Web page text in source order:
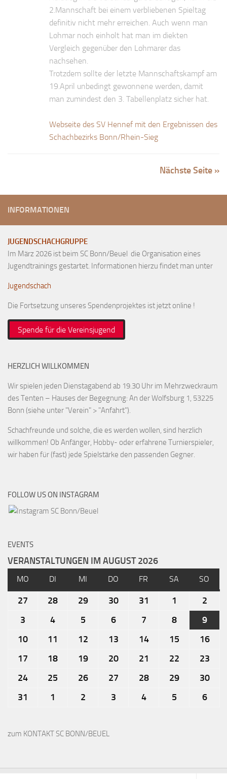
2.Mannschaft bei einem verbliebenen Spieltag
definitiv nicht mehr erreichen. Auch wenn man
Lohmar noch einholt hat man im diekten
Vergleich gegenüber den Lohmarer das
nachsehen.
Trotzdem sollte der letzte Mannschaftskampf am
19.April unbedingt gewonnene werden, damit
man zumindest den 3. Tabellenplatz sicher hat.
Webseite des SV Hennef mit den Ergebnissen des
Schachbezirks Bonn/Rhein-Sieg
Nächste Seite »
INFORMATIONEN
JUGENDSCHACHGRUPPE
Im März 2026 ist beim SC Bonn/Beuel die Organisation eines
Jugendtrainings gestartet. Informationen hierzu findet man unter
Jugendschach
Die Fortsetzung unseres Spendenprojektes ist jetzt online !
Spende für die Vereinsjugend
HERZLICH WILLKOMMEN
Wir spielen jeden Dienstagabend ab 19.30 Uhr im Mehrzweckraum
des Tenten – Hauses der Begegnung: An der Wolfsburg 1, 53225
Bonn (siehe unter "Verein" > "Anfahrt").
Schachfreunde und solche, die es werden wollen, sind herzlich
willkommen! Ob Anfänger, Hobby- oder erfahrene Turnierspieler,
wir haben für (fast) jede Spielstärke den passenden Gegner.
FOLLOW US ON INSTAGRAM
EVENTS
VERANSTALTUNGEN IM AUGUST 2026
MO DI MI DO FR SA SO
27 28 29 30 31 1
2
3
4 5 6 7 8
9
10
11 12 13 14 15
16
17
18 19 20 21 22
23
24
25 26 27 28 29
30
31
1 2 3 4 5 6
zum KONTAKT SC BONN/BEUEL